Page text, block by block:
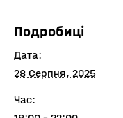
Подробиці
Дата:
28 Серпня, 2025
Час: